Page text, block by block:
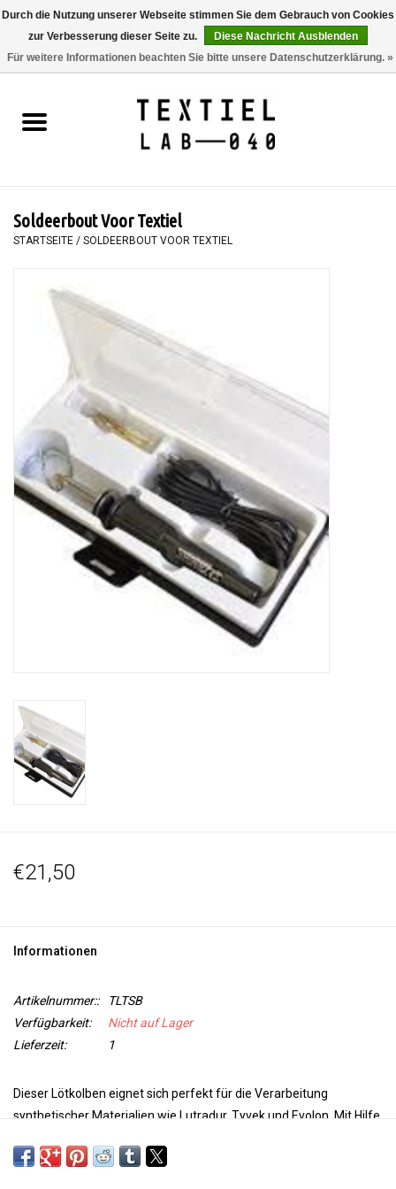
0 Artikel - €0,00
BÜCHER
MALEN
WORKSHOPS
SPECIALS
WERKZEUGE
Soldeerbout Voor Textiel
STARTSEITE / SOLDEERBOUT VOOR TEXTIEL
€21,50
Informationen
Artikelnummer::
TLTSB
Verfügbarkeit:
Nicht auf Lager
Lieferzeit:
1
Dieser Lötkolben eignet sich perfekt für die Verarbeitung
synthetischer Materialien wie Lutradur, Tyvek und Evolon . Mit Hilfe
schneiden, verbinden und schmelzen
Durch die Nutzung unserer Webseite stimmen Sie dem Gebrauch von Cookies
zur Verbesserung dieser Seite zu.
Diese Nachricht Ausblenden
Für weitere Informationen beachten Sie bitte unsere Datenschutzerklärung. »